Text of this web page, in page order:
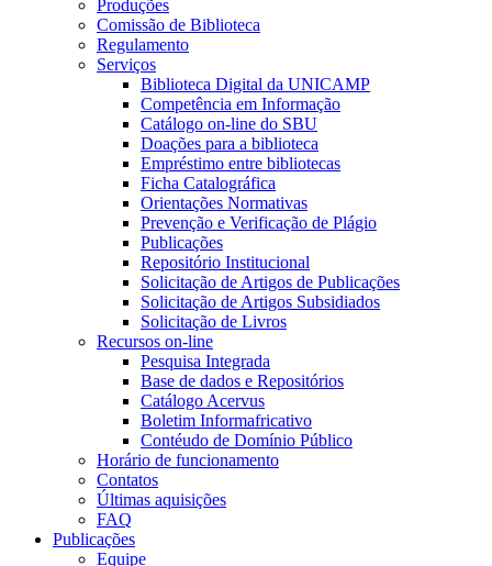
Produções
Comissão de Biblioteca
Regulamento
Serviços
Biblioteca Digital da UNICAMP
Competência em Informação
Catálogo on-line do SBU
Doações para a biblioteca
Empréstimo entre bibliotecas
Ficha Catalográfica
Orientações Normativas
Prevenção e Verificação de Plágio
Publicações
Repositório Institucional
Solicitação de Artigos de Publicações
Solicitação de Artigos Subsidiados
Solicitação de Livros
Recursos on-line
Pesquisa Integrada
Base de dados e Repositórios
Catálogo Acervus
Boletim Informafricativo
Contéudo de Domínio Público
Horário de funcionamento
Contatos
Últimas aquisições
FAQ
Publicações
Equipe